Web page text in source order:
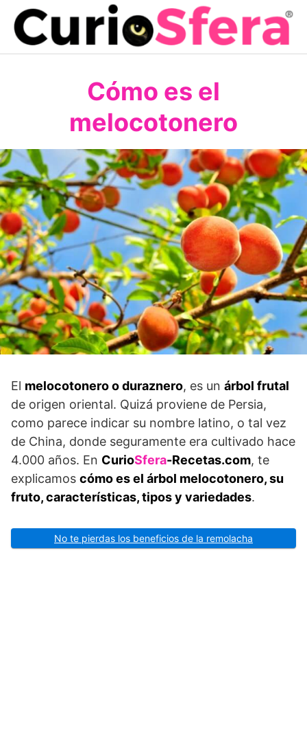
Saltar
contenido
Cómo es el
melocotonero
El melocotonero o duraznero, es un árbol frutal
de origen oriental. Quizá proviene de Persia,
como parece indicar su nombre latino, o tal vez
de China, donde seguramente era cultivado hace
4.000 años. En CurioSfera-Recetas.com, te
explicamos cómo es el árbol melocotonero, su
fruto,características, tipos y variedades.
No te pierdas los beneficios de la remolacha